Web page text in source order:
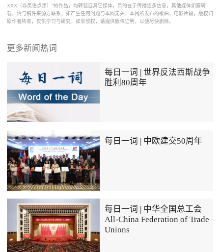
XXX（非英语点津）”的作品，均转载自其它媒体，目的在于传播更多信息，其他媒体如需转
载，请与稿件来源方联系，如产生任何问题与本网无关；本网所发布的歌曲、电影片段，版权归
原作者所有，仅供学习与研究，如果侵权，请提供版权证明，以便尽快删除。
更多新闻热词
每日一词 | 世界反法西斯战争
胜利80周年
每日一词 | 中欧建交50周年
每日一词 | 中华全国总工会
All-China Federation of Trade
Unions